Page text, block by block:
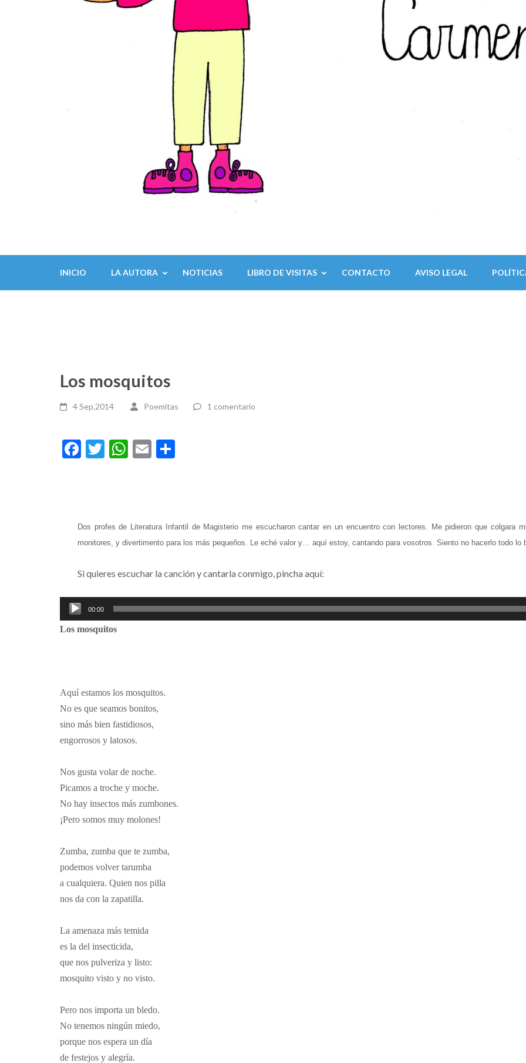
INICIO LA AUTORA NOTICIAS LIBRO DE VISITAS CONTACTO AVISO LEGAL
Los mosquitos
4 Sep,2014 Poemitas 1 comentario
Facebook
Twitter
WhatsApp
Email
Dos profes de Literatura Infantil de Magisterio me escucharon cantar en un encuentro con lectores. Me pidieron que colgara
monitores, y divertimento para los más pequeños. Le eché valor y… aquí estoy, cantando para vosotros. Siento no hacerlo todo lo
Si quieres escuchar la canción y cantarla conmigo, pincha aquí:
Reproductor
de
audio
00:00
Los mosquitos
Aquí estamos los mosquitos.
No es que seamos bonitos,
sino más bien fastidiosos,
engorrosos y latosos.
Nos gusta volar de noche.
Picamos a troche y moche.
No hay insectos más zumbones.
¡Pero somos muy molones!
Zumba, zumba que te zumba,
podemos volver tarumba
a cualquiera. Quien nos pilla
nos da con la zapatilla.
La amenaza más temida
es la del insecticida,
que nos pulveriza y listo:
mosquito visto y no visto.
Pero nos importa un bledo.
No tenemos ningún miedo,
porque nos espera un día
de festejos y alegría.